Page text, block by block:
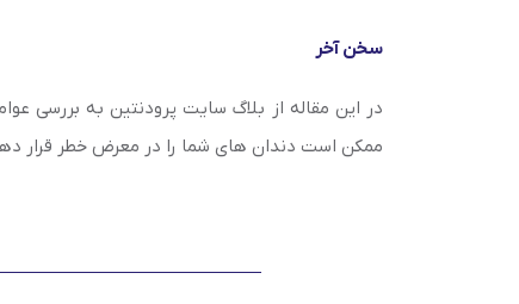
سخن آخر
در این مقاله از بلاگ سایت پرودنتین به بررسی
ممکن است دندان های شما را در معرض خطر قرار